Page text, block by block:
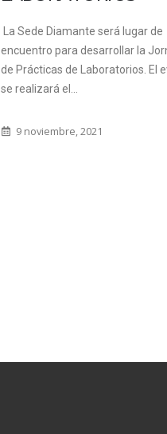
En el marco del proyecto de
denominado «Estrategias de
ante posibles estafas a adultos